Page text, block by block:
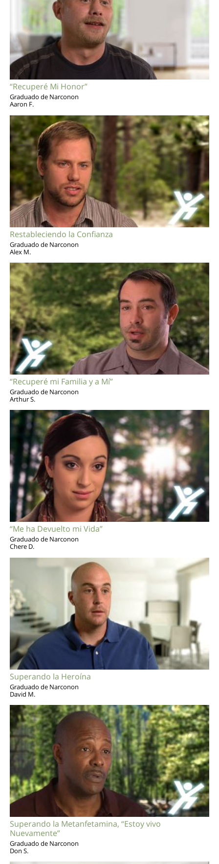
“Recuperé Mi Honor”
Graduado de Narconon
Aaron F.
Restableciendo la Confianza
Graduado de Narconon
Alex M.
“Recuperé mi Familia y a Mí”
Graduado de Narconon
Arthur S.
“Me ha Devuelto mi Vida”
Graduado de Narconon
Chere D.
Superando la Heroína
Graduado de Narconon
David M.
Superando la Metanfetamina, “Estoy vivo
Nuevamente”
Graduado de Narconon
Don S.